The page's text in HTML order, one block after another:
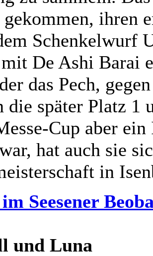
gekommen, ihren
Schenkelwurf
De Ashi Barai
das Pech,
die später Platz 1
Cup aber
hat auch sie
in
Seesener
und Luna